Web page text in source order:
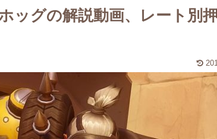
ッグの解説動画、レート別